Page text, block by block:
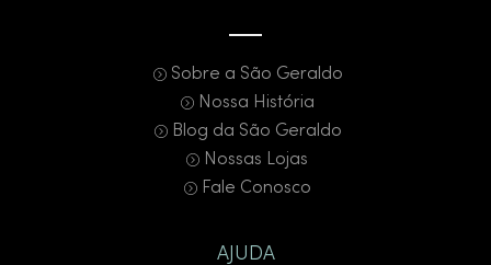
Sobre a São Geraldo
Nossa História
Blog da São Geraldo
Nossas Lojas
Fale Conosco
AJUDA